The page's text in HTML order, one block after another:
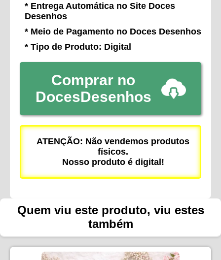
* Entrega Automática no Site Doces
Desenhos
* Meio de Pagamento no Doces Desenhos
* Tipo de Produto: Digital
Comprar no
DocesDesenhos
ATENÇÃO: Não vendemos produtos
físicos.
Nosso produto é digital!
Quem viu este produto, viu estes
também